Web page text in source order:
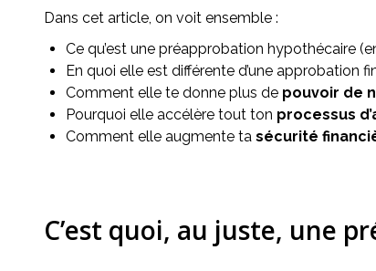
Dans cet article, on voit ensemble :
Ce qu’est une préapprobation hypothécaire
En quoi elle est différente d’une approbation
Comment elle te donne plus de pouvoir de
Pourquoi elle accélère tout ton processus
Comment elle augmente ta sécurité
C’est quoi, au juste, une